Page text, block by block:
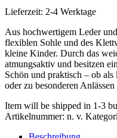
Lieferzeit: 2-4 Werktage
Aus hochwertigem Leder
flexiblen Sohle und des
kleine Kinder. Durch das
atmungsaktiv und besitzen
Schön und praktisch – ob
oder zu besonderen
Item will be shipped in 1-3
Artikelnummer: n. v.